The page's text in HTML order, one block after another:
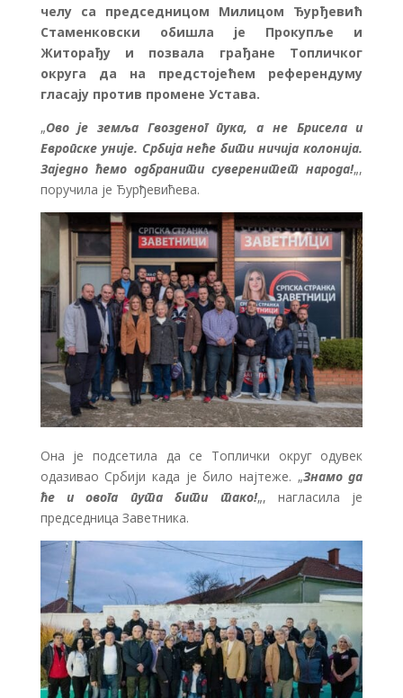
челу са председницом Милицом Ђурђевић
Стаменковски обишла је Прокупље и
Житорађу и позвала грађане Топличког
округа да на предстојећем референдуму
гласају против промене Устава.
„Ово је земља Гвозденог пука, а не Брисела и
Европске уније. Србија неће бити ничија колонија.
Заједно ћемо одбранити суверенитет народа!„,
поручила је Ђурђевићева.
Она је подсетила да се Топлички округ одувек
одазивао Србији када је било најтеже. „Знамо да
ће и овога пута бити тако!„, нагласила је
председница Заветника.